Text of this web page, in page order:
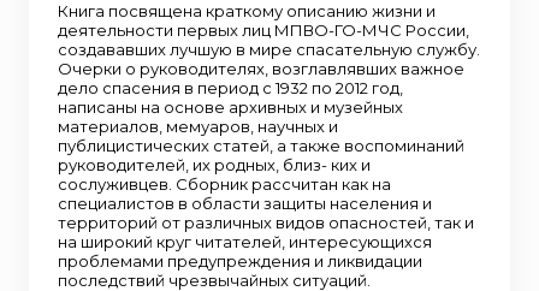
Книга посвящена краткому описанию жизни и
деятельности первых лиц МПВО-ГО-МЧС России,
создававших лучшую в мире спасательную службу.
Очерки о руководителях, возглавлявших важное
дело спасения в период с 1932 по 2012 год,
написаны на основе архивных и музейных
материалов, мемуаров, научных и
публицистических статей, а также воспоминаний
руководителей, их родных, близ- ких и
сослуживцев. Сборник рассчитан как на
специалистов в области защиты населения и
территорий от различных видов опасностей, так и
на широкий круг читателей, интересующихся
проблемами предупреждения и ликвидации
последствий чрезвычайных ситуаций.